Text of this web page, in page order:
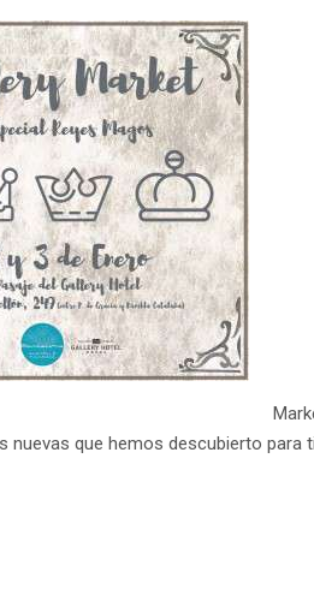
nuevas que hemos descubierto para